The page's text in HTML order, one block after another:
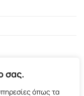
σας.
όπως τα